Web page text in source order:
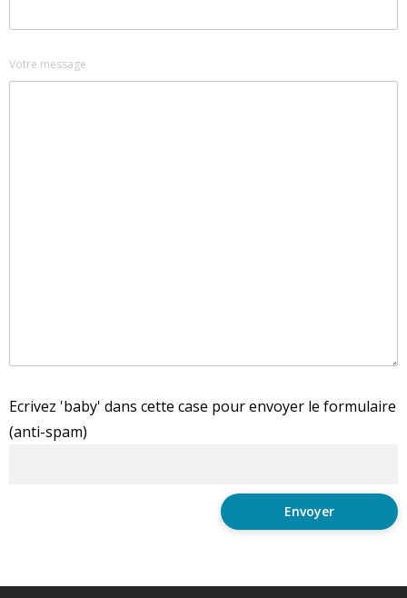
Votre message
Ecrivez 'baby' dans cette case pour envoyer le formulaire
(anti-spam)